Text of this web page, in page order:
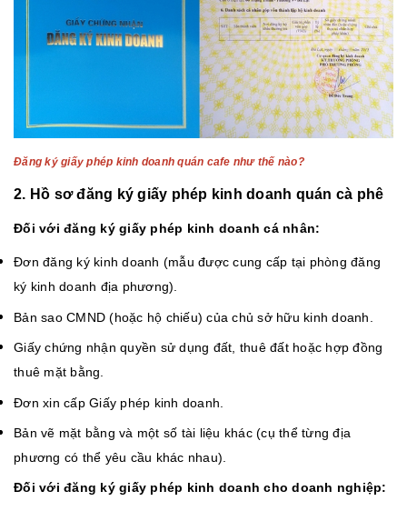
Đăng ký giấy phép kinh doanh quán cafe như thế nào?
2. Hồ sơ đăng ký giấy phép kinh doanh quán cà phê
Đối với đăng ký giấy phép kinh doanh cá nhân:
Đơn đăng ký kinh doanh (mẫu được cung cấp tại phòng đăng
ký kinh doanh địa phương).
Bản sao CMND (hoặc hộ chiếu) của chủ sở hữu kinh doanh.
Giấy chứng nhận quyền sử dụng đất, thuê đất hoặc hợp đồng
thuê mặt bằng.
Đơn xin cấp Giấy phép kinh doanh.
Bản vẽ mặt bằng và một số tài liệu khác (cụ thể từng địa
phương có thể yêu cầu khác nhau).
Đối với đăng ký giấy phép kinh doanh cho doanh nghiệp: